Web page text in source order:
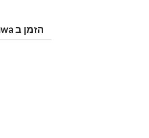
הזמן ב Unkai - ANA Crowne Plaza Kanazawa